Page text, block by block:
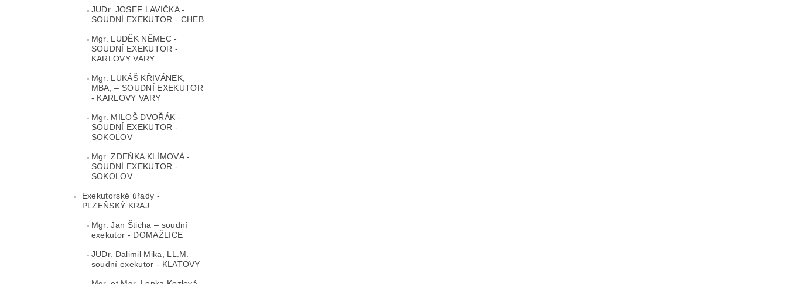
JUDr. JOSEF LAVIČKA -
SOUDNÍ EXEKUTOR - CHEB
Mgr. LUDĚK NĚMEC -
SOUDNÍ EXEKUTOR -
KARLOVY VARY
Mgr. LUKÁŠ KŘIVÁNEK,
MBA, – SOUDNÍ EXEKUTOR
- KARLOVY VARY
Mgr. MILOŠ DVOŘÁK -
SOUDNÍ EXEKUTOR -
SOKOLOV
Mgr. ZDEŇKA KLÍMOVÁ -
SOUDNÍ EXEKUTOR -
SOKOLOV
Exekutorské úřady -
PLZEŇSKÝ KRAJ
Mgr. Jan Šticha – soudní
exekutor - DOMAŽLICE
JUDr. Dalimil Mika, LL.M. –
soudní exekutor - KLATOVY